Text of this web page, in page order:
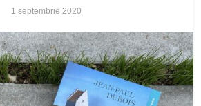
1 septembrie 2020